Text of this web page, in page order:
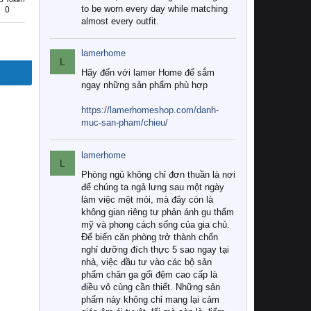
0
to be worn every day while matching
almost every outfit.
L
lamerhome
Hãy đến với lamer Home để sắm
ngay những sản phẩm phù hợp
https://lamerhomeshop.com/danh-
muc-san-pham/chieu/
L
lamerhome
Phòng ngủ không chỉ đơn thuần là nơi
để chúng ta ngả lưng sau một ngày
làm việc mệt mỏi, mà đây còn là
không gian riêng tư phản ánh gu thẩm
mỹ và phong cách sống của gia chủ.
Để biến căn phòng trở thành chốn
nghỉ dưỡng đích thực 5 sao ngay tại
nhà, việc đầu tư vào các bộ sản
phẩm chăn ga gối đệm cao cấp là
điều vô cùng cần thiết. Những sản
phẩm này không chỉ mang lại cảm